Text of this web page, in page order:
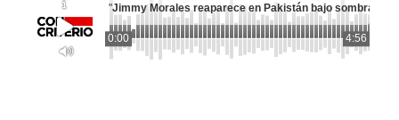
0:00 4:56
"Jimmy Morales reaparece en Pakistán bajo sombra de